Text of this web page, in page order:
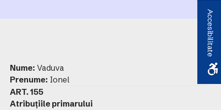
Nume: Vaduva
Prenume: Ionel
ART. 155
Atribuţiile primarului
Accesibilitate